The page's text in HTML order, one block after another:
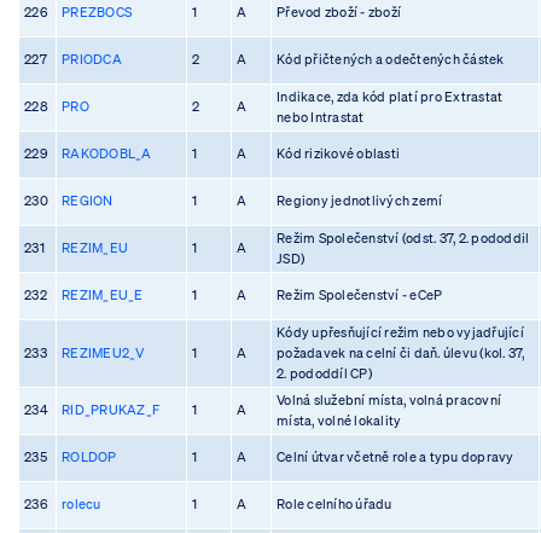
226 PREZBOCS 1 A Převod zboží - zboží
227 PRIODCA 2 A Kód přičtených a odečtených částek
228 PRO 2 A
Indikace, zda kód platí pro Extrastat
nebo Intrastat
229 RAKODOBL_A 1 A Kód rizikové oblasti
230 REGION 1 A Regiony jednotlivých zemí
231 REZIM_EU 1 A
Režim Společenství (odst. 37, 2. pododdil
JSD)
232 REZIM_EU_E 1 A Režim Společenství - eCeP
233 REZIMEU2_V 1 A
Kódy upřesňující režim nebo vyjadřující
požadavek na celní či daň. úlevu (kol. 37,
2. pododdíl CP)
234 RID_PRUKAZ_F 1 A
Volná služební místa, volná pracovní
místa, volné lokality
235 ROLDOP 1 A Celní útvar včetně role a typu dopravy
236 rolecu 1 A Role celního úřadu